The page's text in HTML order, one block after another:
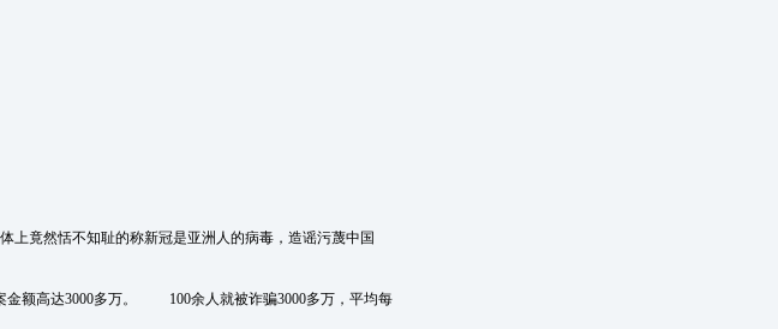
竟然恬不知耻的称新冠是亚洲人的病毒，造谣污蔑中国
金额高达3000多万。 100余人就被诈骗3000多万，平均每